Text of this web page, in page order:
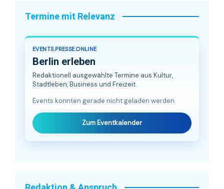
Termine mit Relevanz
EVENTS.PRESSE.ONLINE
Berlin erleben
Redaktionell ausgewählte Termine aus Kultur,
Stadtleben, Business und Freizeit.
Events konnten gerade nicht geladen werden.
Zum Eventkalender